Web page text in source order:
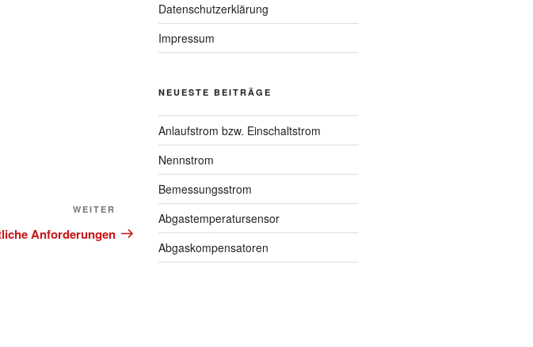
Nächster
Beitrag
WEITER
Anforderungen
Datenschutzerklärung
Impressum
NEUESTE BEITRÄGE
Anlaufstrom bzw. Einschaltstrom
Nennstrom
Bemessungsstrom
Abgastemperatursensor
Abgaskompensatoren